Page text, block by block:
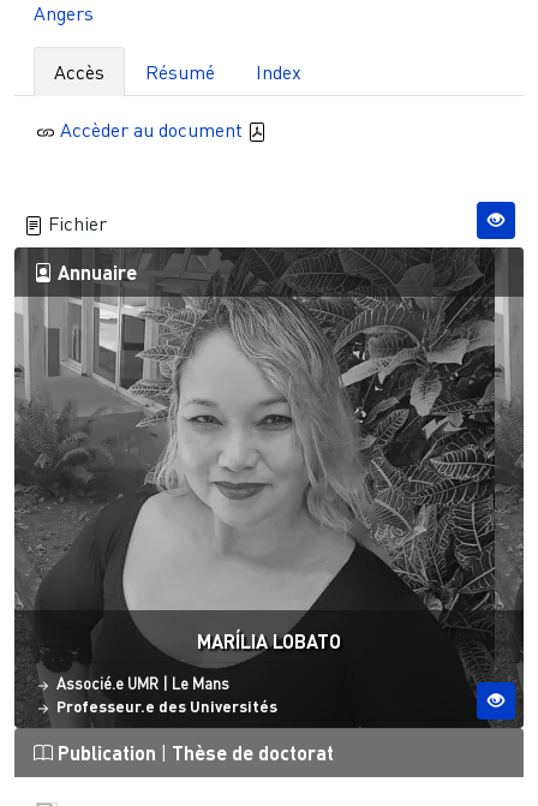
Angers
Accès Résumé Index
Accèder au document
Fichier
Annuaire
MARÍLIA LOBATO
Statut
Associé.e UMR Site ESO
Le Mans
Professeur.e des Universités
Publication Thèse de doctorat